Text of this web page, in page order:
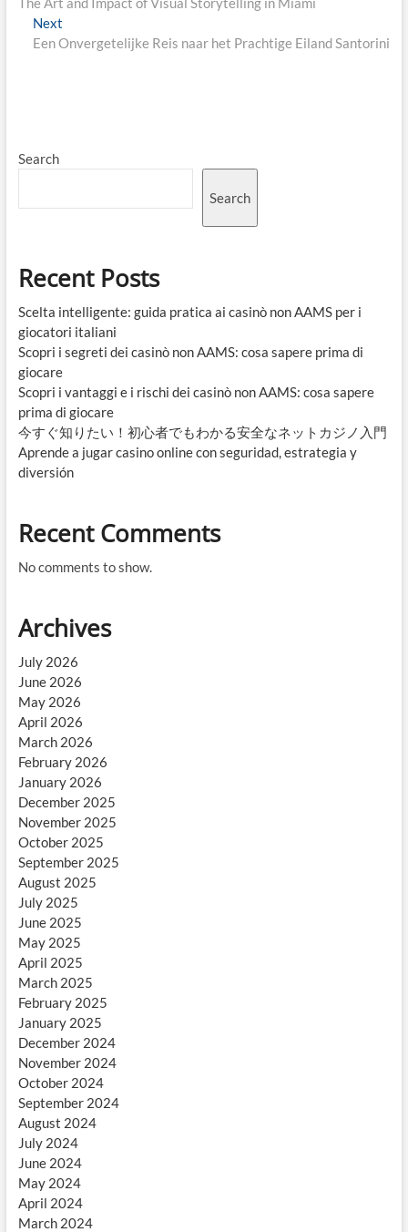
navigation
Next
post:
Een Onvergetelijke Reis naar het Prachtige Eiland Santorini
Search
Search
Recent Posts
Scelta intelligente: guida pratica ai casinò non AAMS per i
giocatori italiani
Scopri i segreti dei casinò non AAMS: cosa sapere prima di
giocare
Scopri i vantaggi e i rischi dei casinò non AAMS: cosa sapere
prima di giocare
今すぐ知りたい！初心者でもわかる安全なネットカジノ入門
Aprende a jugar casino online con seguridad, estrategia y
diversión
Recent Comments
No comments to show.
Archives
July 2026
June 2026
May 2026
April 2026
March 2026
February 2026
January 2026
December 2025
November 2025
October 2025
September 2025
August 2025
July 2025
June 2025
May 2025
April 2025
March 2025
February 2025
January 2025
December 2024
November 2024
October 2024
September 2024
August 2024
July 2024
June 2024
May 2024
April 2024
March 2024